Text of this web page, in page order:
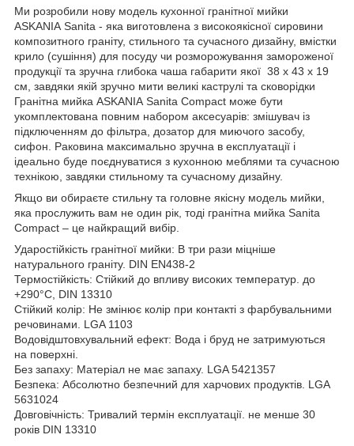
Ми розробили нову модель кухонної гранітної мийки
ASKANIA Sanita - яка виготовлена ​​з високоякісної сировини
композитного граніту, стильного та сучасного дизайну, вмістки
крило (сушіння) для посуду чи розморожування замороженої
продукції та зручна глибока чаша габарити якої 38 х 43 х 19
см, завдяки якій зручно мити великі каструлі та сковорідки
Гранітна мийка ASKANIA Sanita Compact може бути
укомплектована повним набором аксесуарів: змішувач із
підключенням до фільтра, дозатор для миючого засобу,
сифон. Раковина максимально зручна в експлуатації і
ідеально буде поєднуватися з кухонною меблями та сучасною
технікою, завдяки стильному та сучасному дизайну.
Якщо ви обираєте стильну та головне якісну модель мийки,
яка прослужить вам не один рік, тоді гранітна мийка Sanita
Compact – це найкращий вибір.
Ударостійкість гранітної мийки: В три рази міцніше
натурального граніту. DIN EN438-2
Термостійкість: Стійкий до впливу високих температур. до
+290°C, DIN 13310
Стійкий колір: Не змінює колір при контакті з фарбувальними
речовинами. LGA 1103
Водовідштовхувальний ефект: Вода і бруд не затримуються
на поверхні.
Без запаху: Матеріал не має запаху. LGA 5421357
Безпека: Абсолютно безпечний для харчових продуктів. LGA
5631024
Довговічність: Тривалий термін експлуатації. не менше 30
років DIN 13310